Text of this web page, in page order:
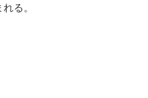
る。